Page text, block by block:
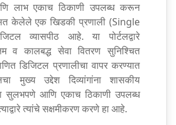
लाभ एकाच ठिकाणी उपलब्ध करून
केलेले एक खिडकी प्रणाली (Single
व्यासपीठ आहे. या पोर्टलद्वारे
व कालबद्ध सेवा वितरण सुनिश्चित
डिजिटल प्रणालीचा वापर करण्यात
मुख्य उद्देश दिव्यांगांना शासकीय
सुलभपणे आणि एकाच ठिकाणी उपलब्ध
त्यांचे सक्षमीकरण करणे हा आहे.